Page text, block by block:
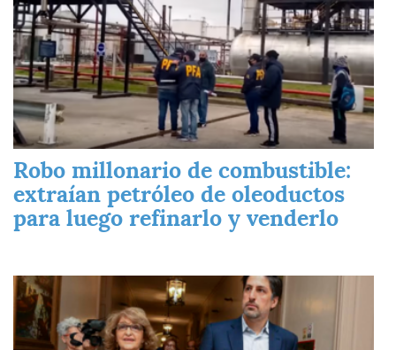
Robo millonario de combustible:
extraían petróleo de oleoductos
para luego refinarlo y venderlo
Imagen